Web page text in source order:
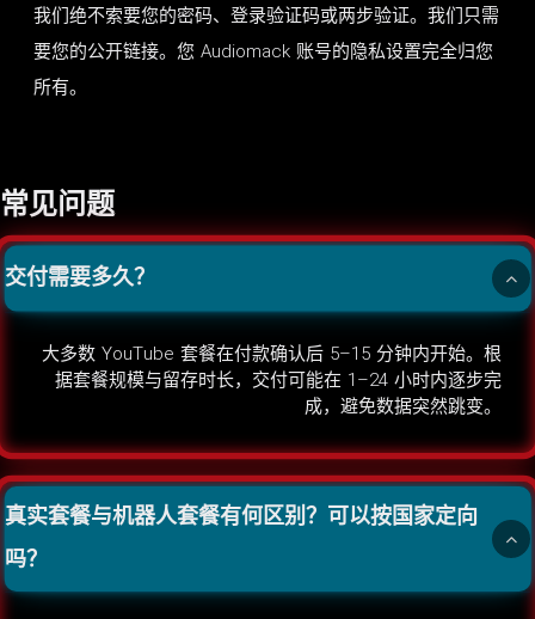
我们绝不索要您的密码、登录验证码或两步验证。我们只需
要您的公开链接。您 Audiomack 账号的隐私设置完全归您
所有。
常见问题
交付需要多久？
大多数 YouTube 套餐在付款确认后 5–15 分钟内开始。根
据套餐规模与留存时长，交付可能在 1–24 小时内逐步完
成，避免数据突然跳变。
真实套餐与机器人套餐有何区别？可以按国家定向
吗？